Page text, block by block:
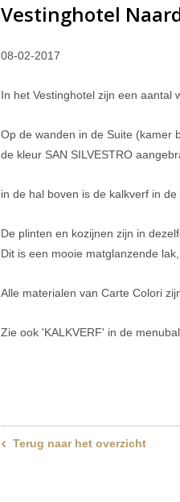
Vestinghotel
08-02-2017
In het Vestinghotel zijn een aantal
Op de wanden in de Suite (kamer
de kleur SAN SILVESTRO
in de hal boven is de kalkverf in de
De plinten en kozijnen zijn in
Dit is een mooie matglanzende
Alle materialen van Carte Colori
Zie ook 'KALKVERF' in de
Terug naar het overzicht